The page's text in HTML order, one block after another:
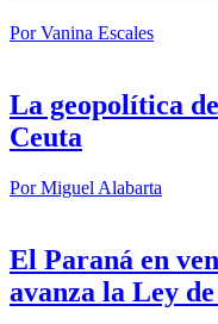
PorVanina Escales
La geopolítica
Ceuta
PorMiguel Alabarta
El Paraná en
avanza la Ley